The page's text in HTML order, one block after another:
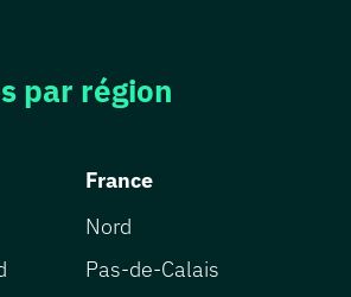
par région
France
Nord
Pas-de-Calais